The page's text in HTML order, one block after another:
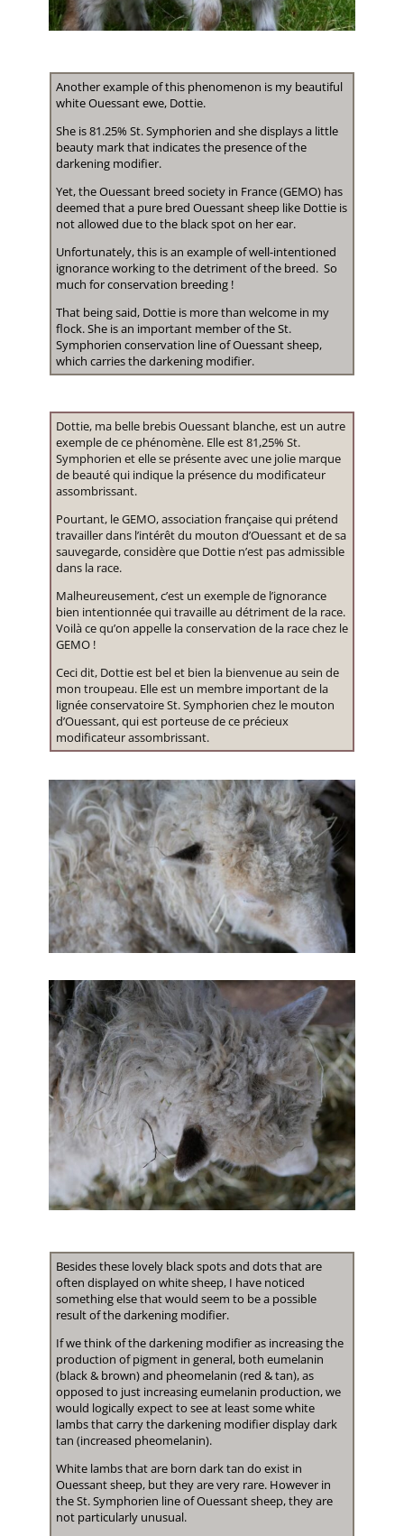
Another example of this phenomenon is my beautiful
white Ouessant ewe, Dottie.
She is 81.25% St. Symphorien and she displays a little
beauty mark that indicates the presence of the
darkening modifier.
Yet, the Ouessant breed society in France (GEMO) has
deemed that a pure bred Ouessant sheep like Dottie is
not allowed due to the black spot on her ear.
Unfortunately, this is an example of well-intentioned
ignorance working to the detriment of the breed. So
much for conservation breeding !
That being said, Dottie is more than welcome in my
flock. She is an important member of the St.
Symphorien conservation line of Ouessant sheep,
which carries the darkening modifier.
Dottie, ma belle brebis Ouessant blanche, est un autre
exemple de ce phénomène. Elle est 81,25% St.
Symphorien et elle se présente avec une jolie marque
de beauté qui indique la présence du modificateur
assombrissant.
Pourtant, le GEMO, association française qui prétend
travailler dans l’intérêt du mouton d’Ouessant et de sa
sauvegarde, considère que Dottie n’est pas admissible
dans la race.
Malheureusement, c’est un exemple de l’ignorance
bien intentionnée qui travaille au détriment de la race.
Voilà ce qu’on appelle la conservation de la race chez le
GEMO !
Ceci dit, Dottie est bel et bien la bienvenue au sein de
mon troupeau. Elle est un membre important de la
lignée conservatoire St. Symphorien chez le mouton
d’Ouessant, qui est porteuse de ce précieux
modificateur assombrissant.
Besides these lovely black spots and dots that are
often displayed on white sheep, I have noticed
something else that would seem to be a possible
result of the darkening modifier.
If we think of the darkening modifier as increasing the
production of pigment in general, both eumelanin
(black & brown) and pheomelanin (red & tan), as
opposed to just increasing eumelanin production, we
would logically expect to see at least some white
lambs that carry the darkening modifier display dark
tan (increased pheomelanin).
White lambs that are born dark tan do exist in
Ouessant sheep, but they are very rare. However in
the St. Symphorien line of Ouessant sheep, they are
not particularly unusual.